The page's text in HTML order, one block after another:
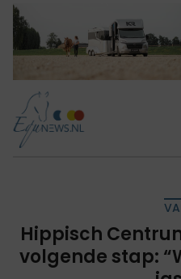
Hippisch
volgende stap: